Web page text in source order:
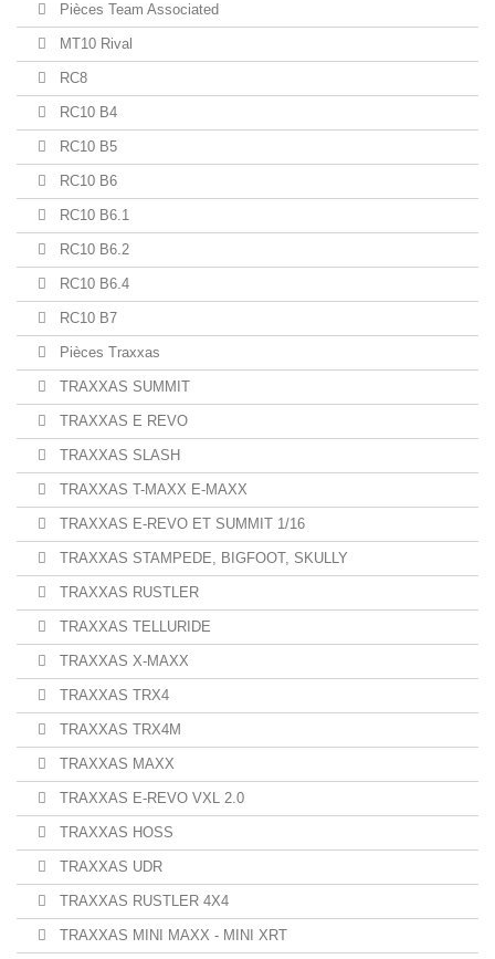
Pièces Team Associated
MT10 Rival
RC8
RC10 B4
RC10 B5
RC10 B6
RC10 B6.1
RC10 B6.2
RC10 B6.4
RC10 B7
Pièces Traxxas
TRAXXAS SUMMIT
TRAXXAS E REVO
TRAXXAS SLASH
TRAXXAS T-MAXX E-MAXX
TRAXXAS E-REVO ET SUMMIT 1/16
TRAXXAS STAMPEDE, BIGFOOT, SKULLY
TRAXXAS RUSTLER
TRAXXAS TELLURIDE
TRAXXAS X-MAXX
TRAXXAS TRX4
TRAXXAS TRX4M
TRAXXAS MAXX
TRAXXAS E-REVO VXL 2.0
TRAXXAS HOSS
TRAXXAS UDR
TRAXXAS RUSTLER 4X4
TRAXXAS MINI MAXX - MINI XRT